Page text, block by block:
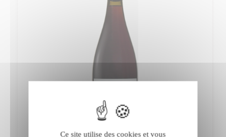
Ce site utilise des cookies et vous